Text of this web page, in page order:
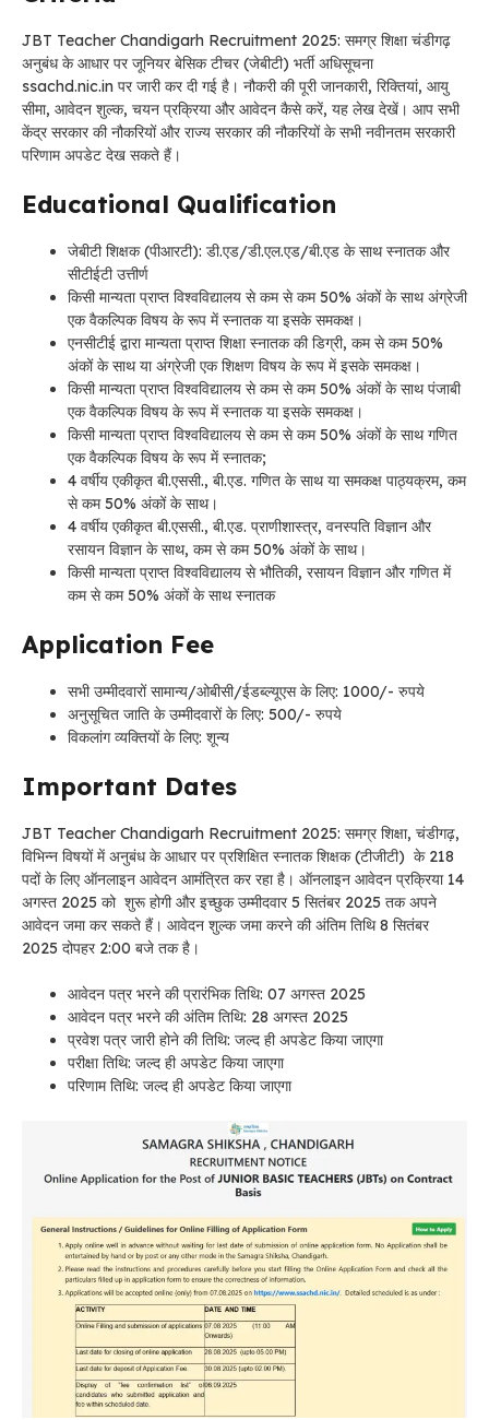
JBT Teacher Chandigarh Recruitment 2025: समग्र शिक्षा चंडीगढ़
अनुबंध के आधार पर जूनियर बेसिक टीचर (जेबीटी) भर्ती अधिसूचना
ssachd.nic.in पर जारी कर दी गई है। नौकरी की पूरी जानकारी, रिक्तियां, आयु
सीमा, आवेदन शुल्क, चयन प्रक्रिया और आवेदन कैसे करें, यह लेख देखें। आप सभी
केंद्र सरकार की नौकरियों और राज्य सरकार की नौकरियों के सभी नवीनतम सरकारी
परिणाम अपडेट देख सकते हैं।
Educational Qualification
जेबीटी शिक्षक (पीआरटी): डी.एड/डी.एल.एड/बी.एड के साथ स्नातक और
सीटीईटी उत्तीर्ण
किसी मान्यता प्राप्त विश्वविद्यालय से कम से कम 50% अंकों के साथ अंग्रेजी
एक वैकल्पिक विषय के रूप में स्नातक या इसके समकक्ष।
एनसीटीई द्वारा मान्यता प्राप्त शिक्षा स्नातक की डिग्री, कम से कम 50%
अंकों के साथ या अंग्रेजी एक शिक्षण विषय के रूप में इसके समकक्ष।
किसी मान्यता प्राप्त विश्वविद्यालय से कम से कम 50% अंकों के साथ पंजाबी
एक वैकल्पिक विषय के रूप में स्नातक या इसके समकक्ष।
किसी मान्यता प्राप्त विश्वविद्यालय से कम से कम 50% अंकों के साथ गणित
एक वैकल्पिक विषय के रूप में स्नातक;
4 वर्षीय एकीकृत बी.एससी., बी.एड. गणित के साथ या समकक्ष पाठ्यक्रम, कम
से कम 50% अंकों के साथ।
4 वर्षीय एकीकृत बी.एससी., बी.एड. प्राणीशास्त्र, वनस्पति विज्ञान और
रसायन विज्ञान के साथ, कम से कम 50% अंकों के साथ।
किसी मान्यता प्राप्त विश्वविद्यालय से भौतिकी, रसायन विज्ञान और गणित में
कम से कम 50% अंकों के साथ स्नातक
Application Fee
सभी उम्मीदवारों सामान्य/ओबीसी/ईडब्ल्यूएस के लिए: 1000/- रुपये
अनुसूचित जाति के उम्मीदवारों के लिए: 500/- रुपये
विकलांग व्यक्तियों के लिए: शून्य
Important Dates
JBT Teacher Chandigarh Recruitment 2025: समग्र शिक्षा, चंडीगढ़,
विभिन्न विषयों में अनुबंध के आधार पर प्रशिक्षित स्नातक शिक्षक (टीजीटी) के 218
पदों के लिए ऑनलाइन आवेदन आमंत्रित कर रहा है। ऑनलाइन आवेदन प्रक्रिया 14
अगस्त 2025 को शुरू होगी और इच्छुक उम्मीदवार 5 सितंबर 2025 तक अपने
आवेदन जमा कर सकते हैं। आवेदन शुल्क जमा करने की अंतिम तिथि 8 सितंबर
2025 दोपहर 2:00 बजे तक है।
आवेदन पत्र भरने की प्रारंभिक तिथि: 07 अगस्त 2025
आवेदन पत्र भरने की अंतिम तिथि: 28 अगस्त 2025
प्रवेश पत्र जारी होने की तिथि: जल्द ही अपडेट किया जाएगा
परीक्षा तिथि: जल्द ही अपडेट किया जाएगा
परिणाम तिथि: जल्द ही अपडेट किया जाएगा